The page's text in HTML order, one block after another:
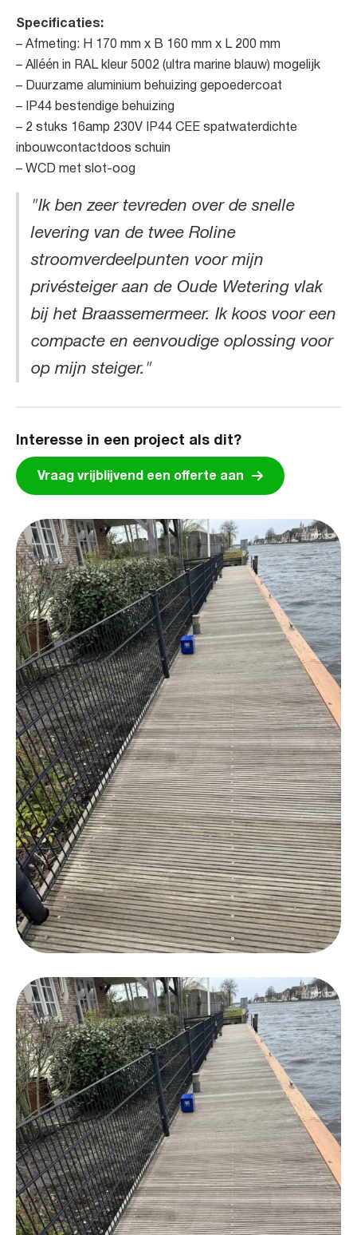
Specificaties:
– Afmeting: H 170 mm x B 160 mm x L 200 mm
– Alléén in RAL kleur 5002 (ultra marine blauw) mogelijk
– Duurzame aluminium behuizing gepoedercoat
– IP44 bestendige behuizing
– 2 stuks 16amp 230V IP44 CEE spatwaterdichte
inbouwcontactdoos schuin
– WCD met slot-oog
"Ik ben zeer tevreden over de snelle
levering van de twee Roline
stroomverdeelpunten voor mijn
privésteiger aan de Oude Wetering vlak
bij het Braassemermeer. Ik koos voor een
compacte en eenvoudige oplossing voor
op mijn steiger."
Interesse in een project als dit?
Vraag vrijblijvend een offerte aan